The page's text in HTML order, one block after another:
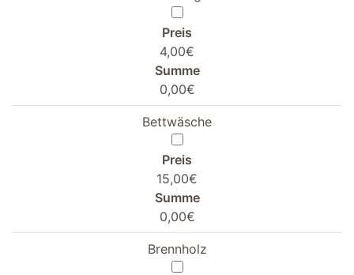
Preis
4,00€
Summe
0,00€
Bettwäsche
Preis
15,00€
Summe
0,00€
Brennholz